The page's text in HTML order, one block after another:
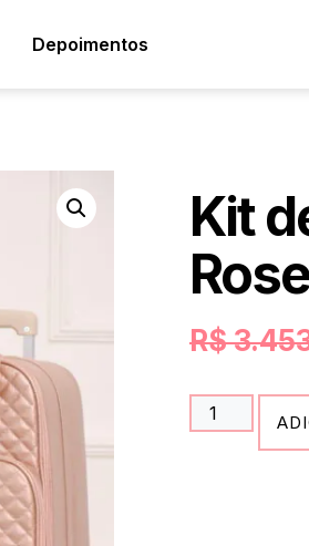
Depoimentos
Kit
R$